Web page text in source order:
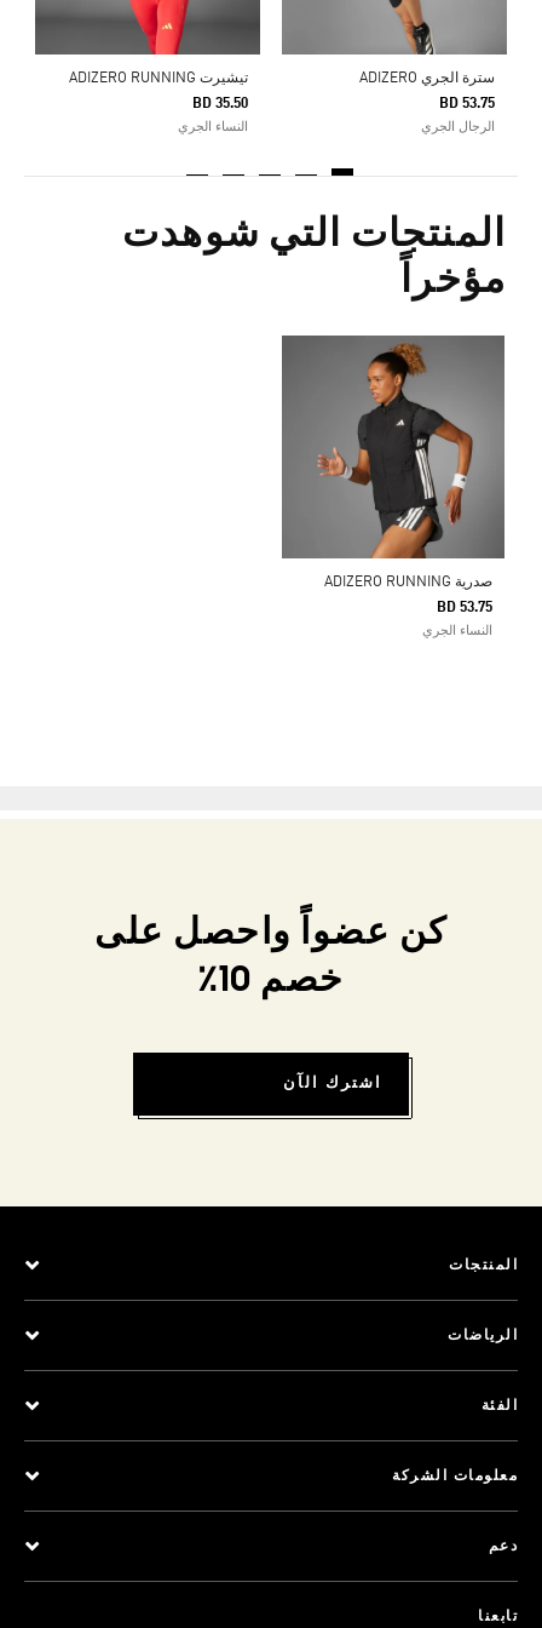
سترة الجري ADIZERO
BD 53.75
الرجال الجري
تيشيرت ADIZERO RUNNING
BD 35.50
النساء الجري
المنتجات التي شوهدت
مؤخراً
صدرية ADIZERO RUNNING
BD 53.75
النساء الجري
كن عضواً واحصل على
خصم 10٪
اشترك الآن
المنتجات
الرياضات
الفئة
معلومات الشركة
دعم
تابعنا